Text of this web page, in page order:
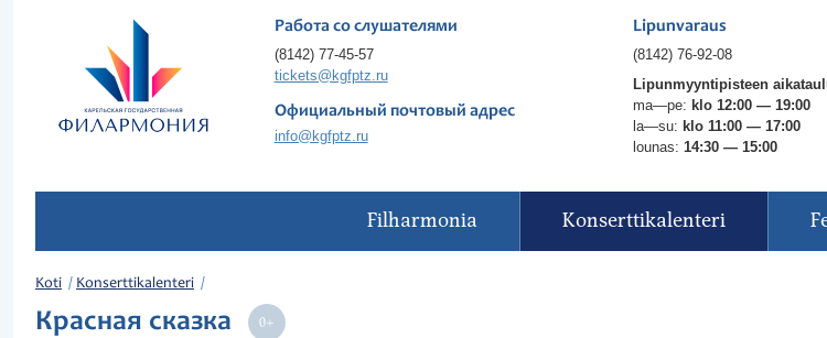
Работа со слушателями
(8142) 77-45-57
tickets@kgfptz.ru
Официальный почтовый адрес
info@kgfptz.ru
Lipunvaraus
(8142) 76-92-08
Lipunmyyntipisteen
ma—pe: klo 12:00 — 19:00
la—su: klo 11:00 — 17:00
lounas: 14:30 — 15:00
Filharmonia Konserttikalenteri
Koti Konserttikalenteri
Красная сказка